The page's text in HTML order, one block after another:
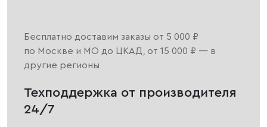
Бесплатно доставим заказы от 5 000 ₽
по Москве и МО до ЦКАД, от 15 000 ₽ — в
другие регионы
Техподдержка от производителя
24/7